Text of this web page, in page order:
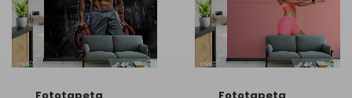
Fototapeta
Fototapeta